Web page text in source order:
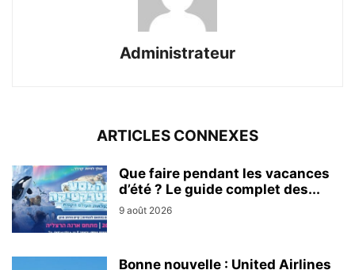
Administrateur
ARTICLES CONNEXES
Que faire pendant les vacances
d’été ? Le guide complet des...
9 août 2026
Bonne nouvelle : United Airlines